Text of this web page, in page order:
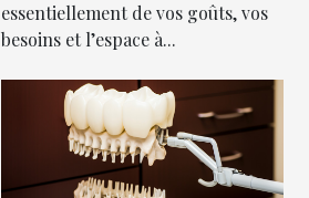
essentiellement de vos goûts, vos
besoins et l’espace à...